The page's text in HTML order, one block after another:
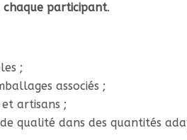
participant.
;
associés ;
artisans ;
qualité dans des quantités